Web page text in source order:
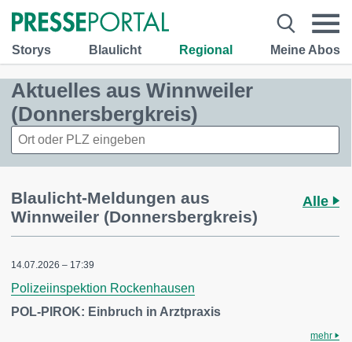
Storys Blaulicht Regional Meine Abos
Aktuelles aus Winnweiler
(Donnersbergkreis)
Blaulicht-Meldungen aus
Winnweiler (Donnersbergkreis)
Alle
14.07.2026 – 17:39
Polizeiinspektion Rockenhausen
POL-PIROK: Einbruch in Arztpraxis
mehr